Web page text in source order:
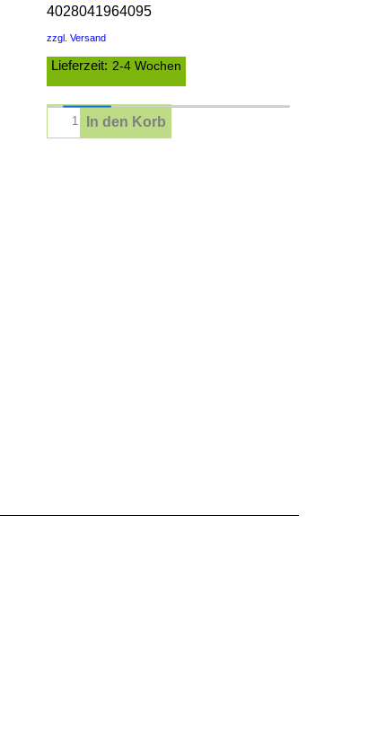
4028041964095
zzgl. Versand
Lieferzeit: 2-4 Wochen
In den Korb